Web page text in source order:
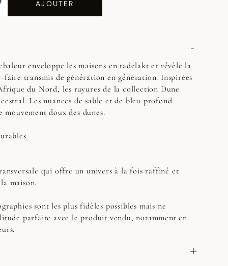
AJOUTER
enveloppe les maisons en tadelakt et révèle la
faire transmis de génération en génération. Inspirées
du Nord, les rayures de la collection Dune
Les nuances de sable et de bleu profond
doux des dunes.
qui offre un univers à la fois raffiné et
maison.
sont les plus fidèles possibles mais ne
parfaite avec le produit vendu, notamment en